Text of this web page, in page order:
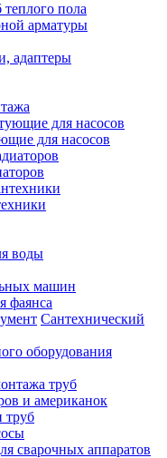
пола
арматуры
адаптеры
для насосов
воды
машин
фаянса
Сантехнический
оборудования
труб
и американок
труб
сварочных аппаратов